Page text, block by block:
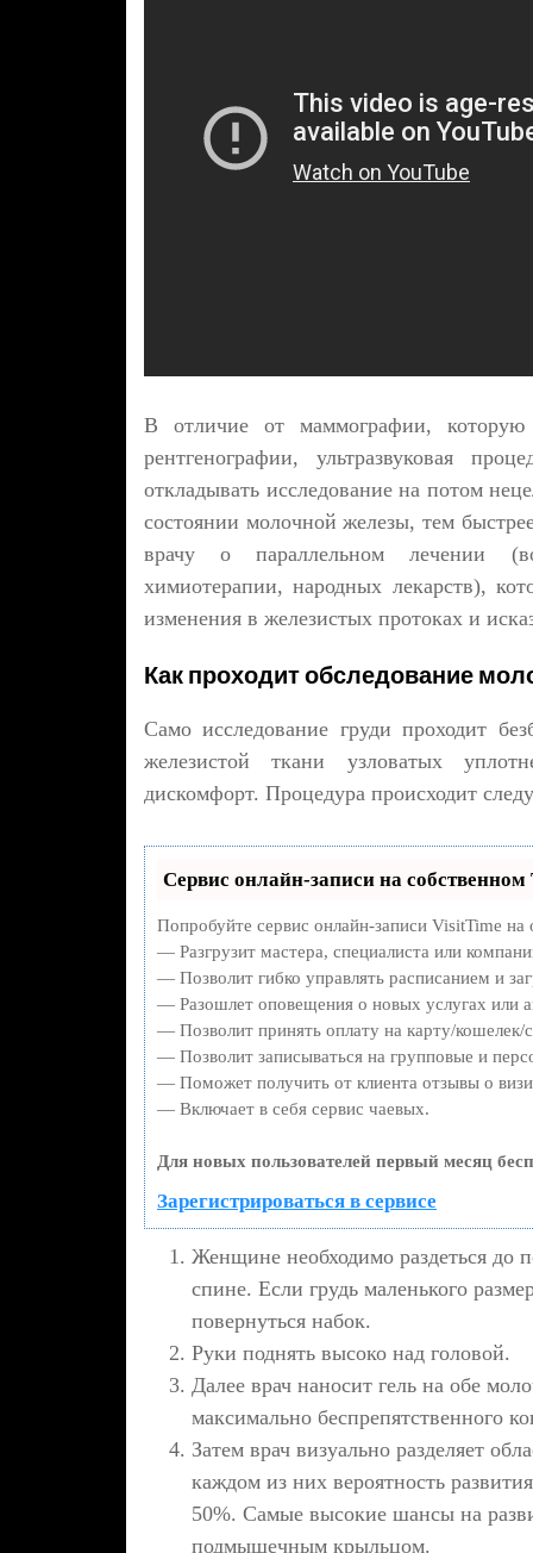
В отличие от маммографии, которую
рентгенографии, ультразвуковая
откладывать исследование на потом
состоянии молочной железы, тем
врачу о параллельном лечении
химиотерапии, народных лекарств),
изменения в железистых протоках и
Как проходит обследование
Само исследование груди проходит
железистой ткани узловатых
дискомфорт. Процедура происходит
Сервис онлайн-записи на собственном
Попробуйте сервис онлайн-записи VisitTime
— Разгрузит мастера, специалиста или
— Позволит гибко управлять расписанием и
— Разошлет оповещения о новых услугах или
— Позволит принять оплату на карту/кошелек/
— Позволит записываться на групповые и
— Поможет получить от клиента отзывы о
— Включает в себя сервис чаевых.
Для новых пользователей первый месяц
Зарегистрироваться в сервисе
Женщине необходимо раздеться до
спине. Если грудь маленького
повернуться набок.
Руки поднять высоко над головой.
Далее врач наносит гель на обе
максимально беспрепятственного
Затем врач визуально разделяет
каждом из них вероятность
50%. Самые высокие шансы на
подмышечным крыльцом.